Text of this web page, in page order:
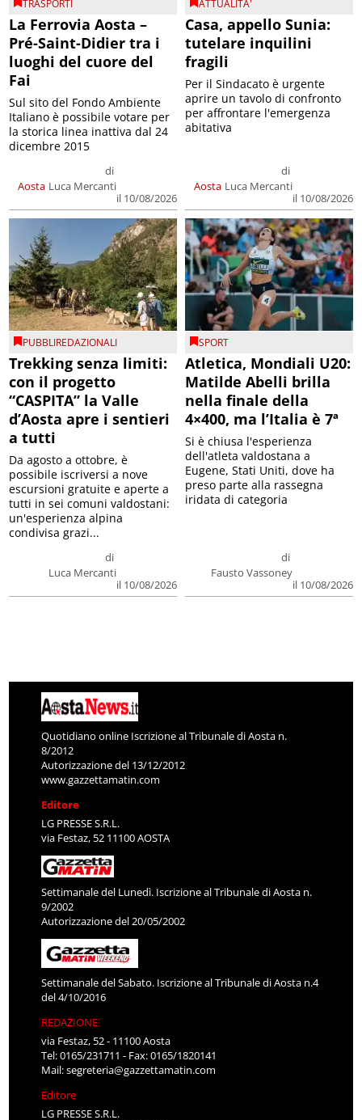
TRASPORTI
La Ferrovia Aosta –
Pré-Saint-Didier tra i
luoghi del cuore del
Fai
Aosta
di
Luca Mercanti
il 10/08/2026
Sul sito del Fondo Ambiente
Italiano è possibile votare per
la storica linea inattiva dal 24
dicembre 2015
ATTUALITA'
Casa, appello Sunia:
tutelare inquilini
fragili
Aosta
di
Luca Mercanti
il 10/08/2026
Per il Sindacato è urgente
aprire un tavolo di confronto
per affrontare l'emergenza
abitativa
PUBBLIREDAZIONALI
Trekking senza limiti:
con il progetto
“CASPITA” la Valle
d’Aosta apre i sentieri
a tutti
di
Luca Mercanti
il 10/08/2026
Da agosto a ottobre, è
possibile iscriversi a nove
escursioni gratuite e aperte a
tutti in sei comuni valdostani:
un'esperienza alpina
condivisa grazi...
SPORT
Atletica, Mondiali U20:
Matilde Abelli brilla
nella finale della
4×400, ma l’Italia è 7ª
di
Fausto Vassoney
il 10/08/2026
Si è chiusa l'esperienza
dell'atleta valdostana a
Eugene, Stati Uniti, dove ha
preso parte alla rassegna
iridata di categoria
Quotidiano online Iscrizione al Tribunale di Aosta n.
8/2012
Autorizzazione del 13/12/2012
www.gazzettamatin.com
Editore
LG PRESSE S.R.L.
via Festaz, 52 11100 AOSTA
Settimanale del Lunedì. Iscrizione al Tribunale di Aosta n.
9/2002
Autorizzazione del 20/05/2002
Settimanale del Sabato. Iscrizione al Tribunale di Aosta n.4
del 4/10/2016
REDAZIONE
via Festaz, 52 - 11100 Aosta
Tel: 0165/231711 - Fax: 0165/1820141
Mail:segreteria@gazzettamatin.com
Editore
LG PRESSE S.R.L.